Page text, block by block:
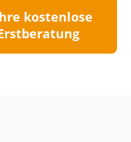
kostenlose